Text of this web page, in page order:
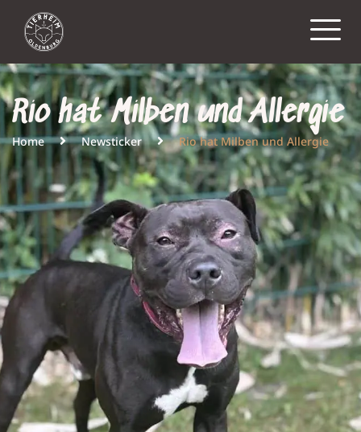
Rio hat Milben und Allergie
Home Newsticker Rio hat Milben und Allergie